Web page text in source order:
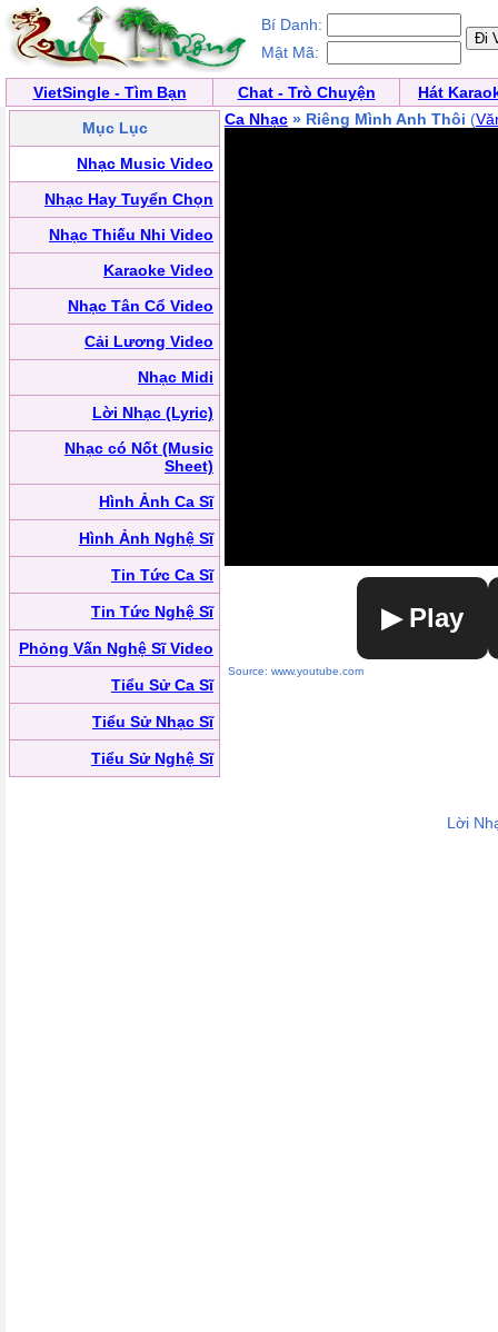
Bí Danh:
Mật Mã:
VietSingle - Tìm Bạn Chat - Trò Chuyện
Hát
Mục Lục
Nhạc Music Video
Nhạc Hay Tuyển Chọn
Nhạc Thiếu Nhi Video
Karaoke Video
Nhạc Tân Cổ Video
Cải Lương Video
Nhạc Midi
Lời Nhạc (Lyric)
Nhạc có Nốt (Music
Sheet)
Hình Ảnh Ca Sĩ
Hình Ảnh Nghệ Sĩ
Tin Tức Ca Sĩ
Tin Tức Nghệ Sĩ
Phỏng Vấn Nghệ Sĩ Video
Tiểu Sử Ca Sĩ
Tiểu Sử Nhạc Sĩ
Tiểu Sử Nghệ Sĩ
Ca Nhạc » Riêng Mình Anh Thôi (
▶ Play
Source: www.youtube.com
Lời